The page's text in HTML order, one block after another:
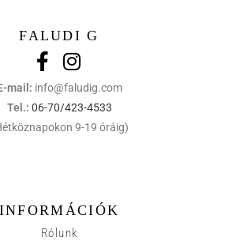
FALUDI G
mail: info@faludig.com
Tel.: 06-70/423-4533
9-19 óráig)
INFORMÁCIÓK
Rólunk